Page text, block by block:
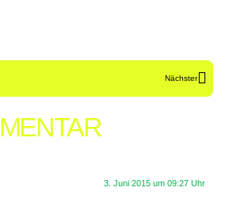
Nächster
3. Juni 2015 um 09:27 Uhr